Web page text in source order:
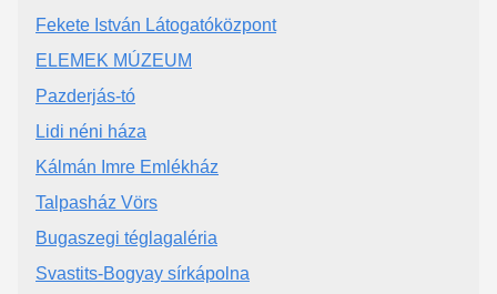
Fekete István Látogatóközpont
ELEMEK MÚZEUM
Pazderjás-tó
Lidi néni háza
Kálmán Imre Emlékház
Talpasház Vörs
Bugaszegi téglagaléria
Svastits-Bogyay sírkápolna